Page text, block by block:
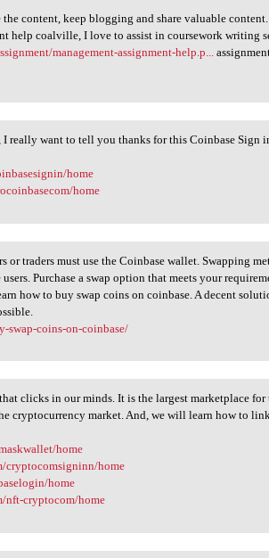
content, keep blogging and share valuable
help coalville, I love to assist in coursework writing
management-assignment-help.p...
really want to tell you thanks for this Coinbase Sign
home
home
or traders must use the Coinbase wallet. Swapping
Purchase a swap option that meets your
how to buy swap coins on coinbase. A decent
swap-coins-on-coinbase/
clicks in our minds. It is the largest marketplace for
cryptocurrency market. And, we will learn how to
home
cryptocomsigninn/home
home
nft-cryptocom/home